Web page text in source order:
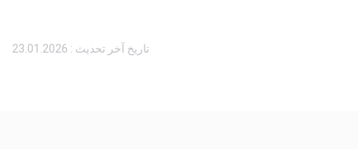
تاريخ آخر تحديث : 23.01.2026